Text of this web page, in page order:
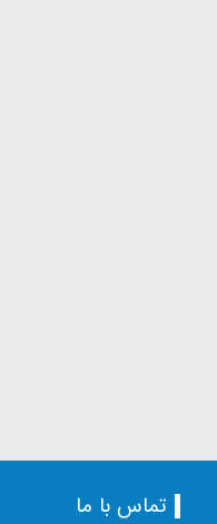
تماس با ما